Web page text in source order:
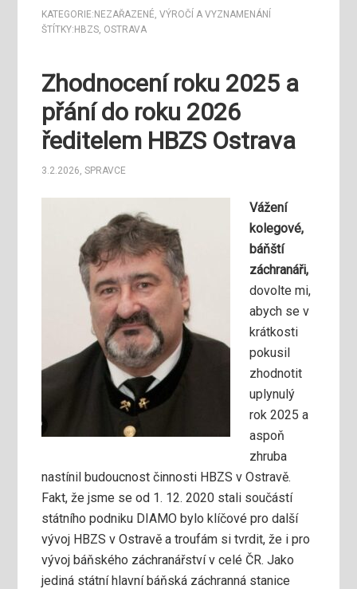
KATEGORIE: NEZAŘAZENÉ,VÝROČÍ A VYZNAMENÁNÍ
ŠTÍTKY: HBZS, OSTRAVA
Zhodnocení roku 2025 a
přání do roku 2026
ředitelem HBZS Ostrava
3.2.2026,SPRAVCE
Vážení
kolegové,
báňští
záchranáři,
dovolte mi,
abych se v
krátkosti
pokusil
zhodnotit
uplynulý
rok 2025 a
aspoň
zhruba
nastínil budoucnost činnosti HBZS v Ostravě.
Fakt, že jsme se od 1. 12. 2020 stali součástí
státního podniku DIAMO bylo klíčové pro další
vývoj HBZS v Ostravě a troufám si tvrdit, že i pro
vývoj báňského záchranářství v celé ČR. Jako
jediná státní hlavní báňská záchranná stanice